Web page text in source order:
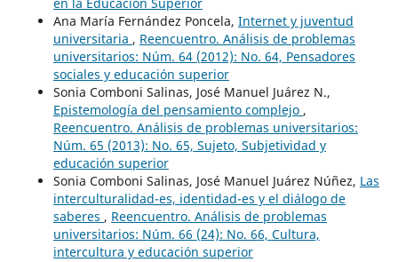
Ana María Fernández Poncela, Internet y juventud
universitaria , Reencuentro. Análisis de problemas
universitarios: Núm. 64 (2012): No. 64, Pensadores
sociales y educación superior
Sonia Comboni Salinas, José Manuel Juárez N.,
Epistemología del pensamiento complejo ,
Reencuentro. Análisis de problemas universitarios:
Núm. 65 (2013): No. 65, Sujeto, Subjetividad y
educación superior
Sonia Comboni Salinas, José Manuel Juárez Núñez, Las
interculturalidad-es, identidad-es y el diálogo de
saberes , Reencuentro. Análisis de problemas
universitarios: Núm. 66 (24): No. 66, Cultura,
intercultura y educación superior